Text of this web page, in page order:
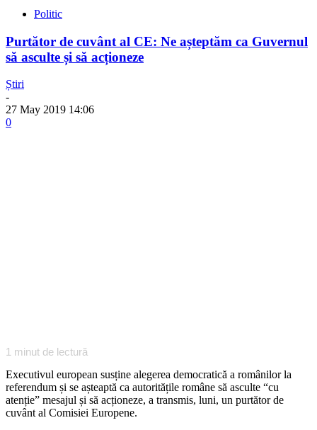
Politic
Purtător de cuvânt al CE: Ne așteptăm ca Guvernul
să asculte și să acționeze
Știri
-
27 May 2019 14:06
0
1 minut de lectură
Executivul european susține alegerea democratică a românilor la
referendum și se așteaptă ca autoritățile române să asculte “cu
atenție” mesajul și să acționeze, a transmis, luni, un purtător de
cuvânt al Comisiei Europene.